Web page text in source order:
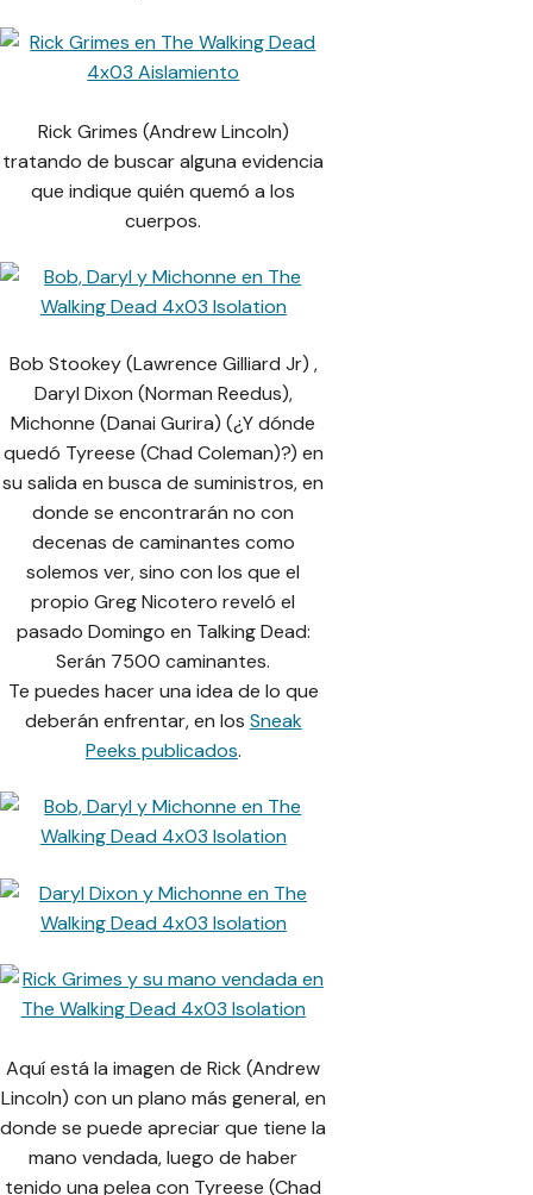
Rick Grimes (Andrew Lincoln)
tratando de buscar alguna evidencia
que indique quién quemó a los
cuerpos.
Bob Stookey (Lawrence Gilliard Jr) ,
Daryl Dixon (Norman Reedus),
Michonne (Danai Gurira) (¿Y dónde
quedó Tyreese (Chad Coleman)?) en
su salida en busca de suministros, en
donde se encontrarán no con
decenas de caminantes como
solemos ver, sino con los que el
propio Greg Nicotero reveló el
pasado Domingo en Talking Dead:
Serán 7500 caminantes.
Te puedes hacer una idea de lo que
deberán enfrentar, en los Sneak
Peeks publicados.
Aquí está la imagen de Rick (Andrew
Lincoln) con un plano más general, en
donde se puede apreciar que tiene la
mano vendada, luego de haber
tenido una pelea con Tyreese (Chad